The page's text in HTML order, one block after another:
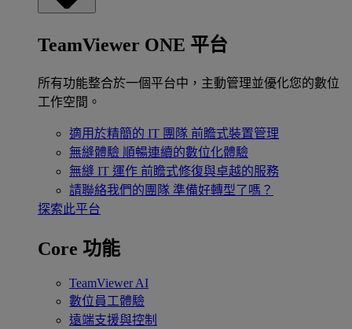
TeamViewer ONE 平台
所有功能整合於一個平台中，主動管理並優化您的數位
工作空間。
適用於精簡的 IT 團隊 前瞻式裝置管理
無縫體驗 順暢連續的數位化體驗
無縫 IT 運作 前瞻式修復與卓越的服務
請聯絡我們的團隊 準備好轉型了嗎？
探索此平台
Core 功能
TeamViewer AI
數位員工體驗
遠端支援與控制